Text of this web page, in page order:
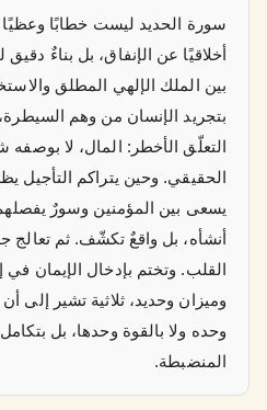
سورة الحديد ليست خطابًا وعظيًا
أخلاقيًا عن الإنفاق، بل بناءٌ دقيق
بين الملك الإلهي المطلق
بتجريد الإنسان من وهم
التعلّق الأخطر: المال، لا بوصفه
الحقيقي. وحين يتراكم التأجيل
يسعى بين المؤمنين وسورٌ
أنشأه، بل واقعٌ تكشّف. ثم تعالج
القلب. وتختم بإدخال الإيمان في
وميزان وحديد، ثلاثية تشير إلى
وحده ولا بالقوة وحدها، بل
المنضبطة.